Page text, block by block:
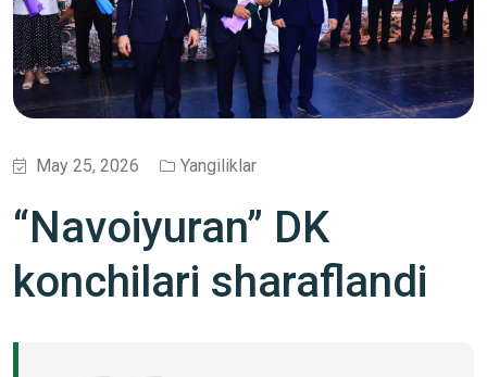
May 25, 2026 Yangiliklar
“Navoiyuran” DK
konchilari sharaflandi